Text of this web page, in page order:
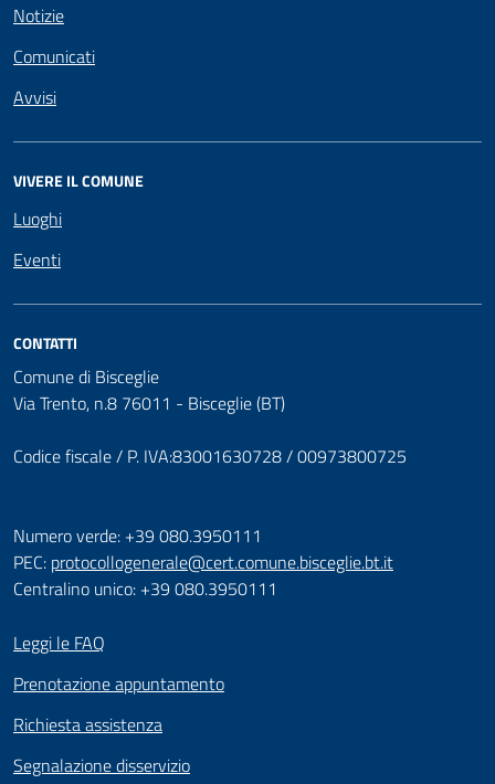
Notizie
Comunicati
Avvisi
VIVERE IL COMUNE
Luoghi
Eventi
CONTATTI
Comune di Bisceglie
Via Trento, n.8 76011 - Bisceglie (BT)
Codice fiscale / P. IVA:83001630728 / 00973800725
Numero verde: +39 080.3950111
PEC: protocollogenerale@cert.comune.bisceglie.bt.it
Centralino unico: +39 080.3950111
Leggi le FAQ
Prenotazione appuntamento
Richiesta assistenza
Segnalazione disservizio